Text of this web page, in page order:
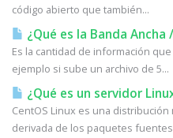
código abierto que también...
¿Qué es la Banda
Es la cantidad de información
ejemplo si sube un archivo de 5...
¿Qué es un servidor
CentOS Linux es una
derivada de los paquetes